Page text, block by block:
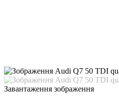
Завантаження зображення